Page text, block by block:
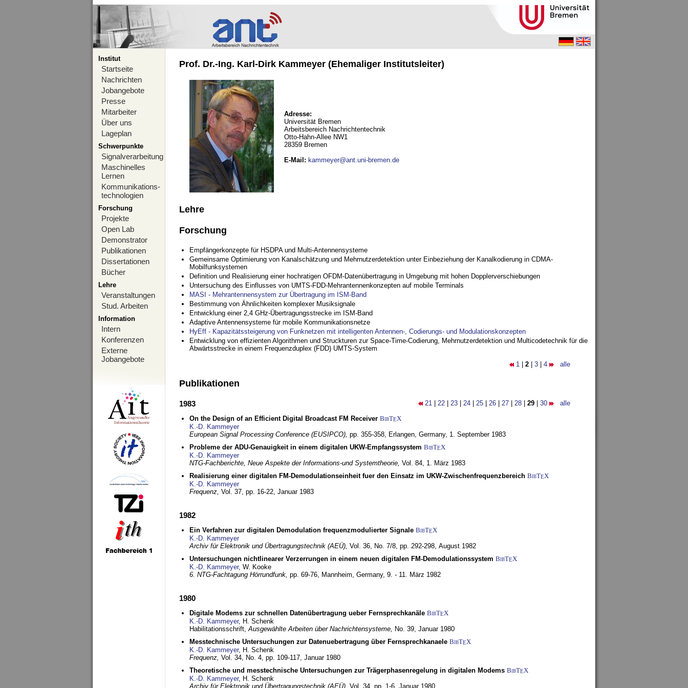
Institut
Startseite
Nachrichten
Jobangebote
Presse
Mitarbeiter
Über uns
Lageplan
Schwerpunkte
Signalverarbeitung
Maschinelles
Lernen
Kommunikations-
technologien
Forschung
Projekte
Open Lab
Demonstrator
Publikationen
Dissertationen
Bücher
Lehre
Veranstaltungen
Stud. Arbeiten
Information
Intern
Konferenzen
Externe
Jobangebote
Prof. Dr.-Ing. Karl-Dirk Kammeyer (Ehemaliger Institutsleiter)
Adresse:
Universität Bremen
Arbeitsbereich Nachrichtentechnik
Otto-Hahn-Allee NW1
28359 Bremen
E-Mail : kammeyer@ant.uni-bremen.de
Lehre
Forschung
Empfängerkonzepte für HSDPA und Multi-Antennensysteme
Gemeinsame Optimierung von Kanalschätzung und Mehrnutzerdetektion unter Einbeziehung der Kanalkodierung in CDMA-
Mobilfunksystemen
Definition und Realisierung einer hochratigen OFDM-Datenübertragung in Umgebung mit hohen Dopplerverschiebungen
Untersuchung des Einflusses von UMTS-FDD-Mehrantennenkonzepten auf mobile Terminals
MASI - Mehrantennensystem zur Übertragung im ISM-Band
Bestimmung von Ähnlichkeiten komplexer Musiksignale
Entwicklung einer 2,4 GHz-Übertragungsstrecke im ISM-Band
Adaptive Antennensysteme für mobile Kommunikationsnetze
HyEff - Kapazitätssteigerung von Funknetzen mit intelligenten Antennen-, Codierungs- und Modulationskonzepten
Entwicklung von effizienten Algorithmen und Struckturen zur Space-Time-Codierung, Mehrnutzerdetektion und Multicodetechnik für die
Abwärtsstrecke in einem Frequenzduplex (FDD) UMTS-System
1 2 3 4 alle
Publikationen
21 22 23 24 25 26 27 28 29 30 alle
1983
On the Design of an Efficient Digital Broadcast FM Receiver BibTEX
K.-D. Kammeyer
European Signal Processing Conference (EUSIPCO), pp. 355-358, Erlangen, Germany, 1. September 1983
Probleme der ADU-Genauigkeit in einem digitalen UKW-Empfangssystem BibTEX
K.-D. Kammeyer
NTG-Fachberichte, Neue Aspekte der Informations-und Systemtheorie, Vol. 84, 1. März 1983
Realisierung einer digitalen FM-Demodulationseinheit fuer den Einsatz im UKW-Zwischenfrequenzbereich BibTEX
K.-D. Kammeyer
Frequenz, Vol. 37, pp. 16-22, Januar 1983
1982
Ein Verfahren zur digitalen Demodulation frequenzmodulierter Signale BibTEX
K.-D. Kammeyer
Archiv für Elektronik und Übertragungstechnik (AEÜ), Vol. 36, No. 7/8, pp. 292-298, August 1982
Untersuchungen nichtlinearer Verzerrungen in einem neuen digitalen FM-Demodulationssystem BibTEX
K.-D. Kammeyer, W. Kooke
6. NTG-Fachtagung Hörrundfunk, pp. 69-76, Mannheim, Germany, 9. - 11. März 1982
1980
Digitale Modems zur schnellen Datenübertragung ueber Fernsprechkanäle BibTEX
K.-D. Kammeyer, H. Schenk
Habilitationsschrift,Ausgewählte Arbeiten über Nachrichtensysteme, No. 39, Januar 1980
Messtechnische Untersuchungen zur Datenuebertragung über Fernsprechkanaele BibTEX
K.-D. Kammeyer, H. Schenk
Frequenz, Vol. 34, No. 4, pp. 109-117, Januar 1980
Theoretische und messtechnische Untersuchungen zur Trägerphasenregelung in digitalen Modems BibTEX
K.-D. Kammeyer, H. Schenk
Archiv für Elektronik und Übertragungstechnik (AEÜ), Vol. 34, pp. 1-6, Januar 1980